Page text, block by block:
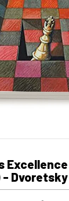
- Dvoretsky